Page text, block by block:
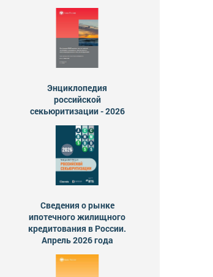
Энциклопедия
российской
секьюритизации - 2026
Сведения о рынке
ипотечного жилищного
кредитования в России.
Апрель 2026 года